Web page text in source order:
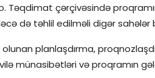
Təqdimat çərçivəsində
də təhlil edilməli digər
planlaşdırma,
münasibətləri və proqramın